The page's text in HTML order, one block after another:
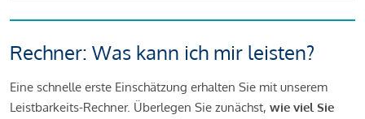
Rechner: Was kann ich mir leisten?
Eine schnelle erste Einschätzung erhalten Sie mit unserem
Leistbarkeits-Rechner. Überlegen Sie zunächst, wie viel Sie